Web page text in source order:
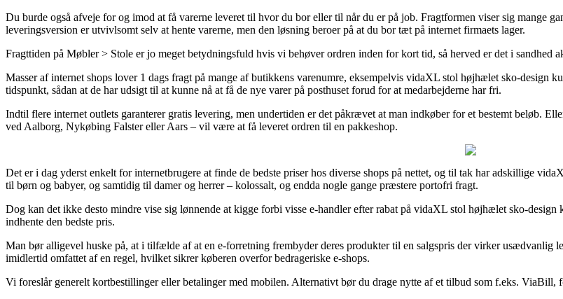
Du burde også afveje for og imod at få varerne leveret til hvor du bor eller til når du er på job. Fragtformen viser sig mange
leveringsversion er utvivlsomt selv at hente varerne, men den løsning beroer på at du bor tæt på internet firmaets lager.
Fragttiden på Møbler > Stole er jo meget betydningsfuld hvis vi behøver ordren inden for kort tid, så herved er det i sandhed
Masser af internet shops lover 1 dags fragt på mange af butikkens varenumre, eksempelvis vidaXL stol højhælet sko-design
tidspunkt, sådan at de har udsigt til at kunne nå at få de nye varer på posthuset forud for at medarbejderne har fri.
Indtil flere internet outlets garanterer gratis levering, men undertiden er det påkrævet at man indkøber for et bestemt beløb.
ved Aalborg, Nykøbing Falster eller Aars – vil være at få leveret ordren til en pakkeshop.
Det er i dag yderst enkelt for internetbrugere at finde de bedste priser hos diverse shops på nettet, og til tak har adskillige
til børn og babyer, og samtidig til damer og herrer – kolossalt, og endda nogle gange præstere portofri fragt.
Dog kan det ikke desto mindre vise sig lønnende at kigge forbi visse e-handler efter rabat på vidaXL stol højhælet sko-
indhente den bedste pris.
Man bør alligevel huske på, at i tilfælde af at en e-forretning frembyder deres produkter til en salgspris der virker usædvanlig
imidlertid omfattet af en regel, hvilket sikrer køberen overfor bedrageriske e-shops.
Vi foreslår generelt kortbestillinger eller betalinger med mobilen. Alternativt bør du drage nytte af et tilbud som f.eks.